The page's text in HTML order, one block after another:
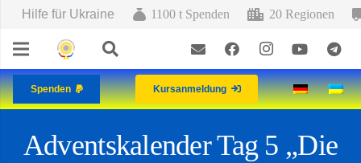
Hilfe für Ukraine 1100 t Spenden 20 Regionen
Spenden Kursanmeldung
Adventskalender Tag 5 „Die